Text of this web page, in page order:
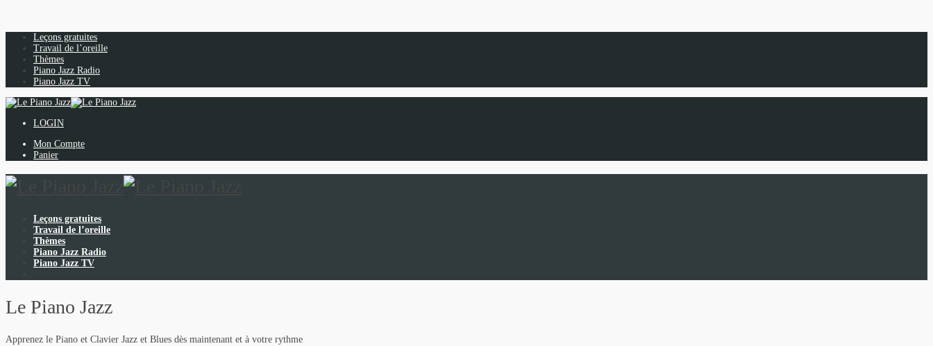
Leçons gratuites
Travail de l’oreille
Thèmes
Piano Jazz Radio
Piano Jazz TV
LOGIN
Mon Compte
Panier
Leçons gratuites
Travail de l’oreille
Thèmes
Piano Jazz Radio
Piano Jazz TV
Le Piano Jazz
Apprenez le Piano et Clavier Jazz et Blues dès maintenant et à votre rythme